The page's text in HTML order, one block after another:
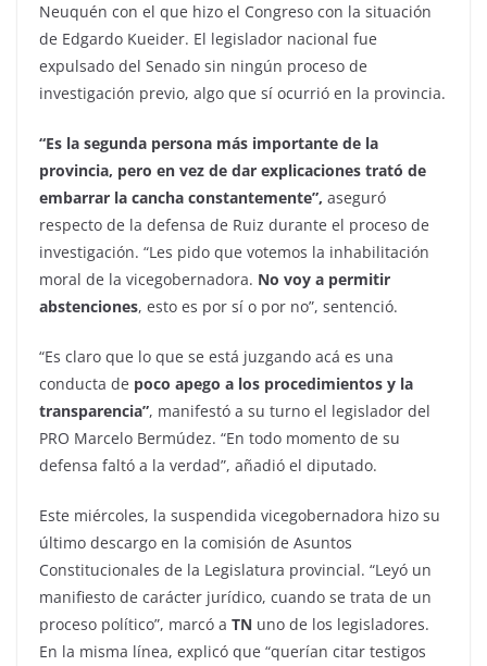
Neuquén con el que hizo el Congreso con la situación
de Edgardo Kueider. El legislador nacional fue
expulsado del Senado sin ningún proceso de
investigación previo, algo que sí ocurrió en la provincia.
“Es la segunda persona más importante de la
provincia, pero en vez de dar explicaciones trató de
embarrar la cancha constantemente”, aseguró
respecto de la defensa de Ruiz durante el proceso de
investigación. “Les pido que votemos la inhabilitación
moral de la vicegobernadora. No voy a permitir
abstenciones, esto es por sí o por no”, sentenció.
“Es claro que lo que se está juzgando acá es una
conducta de poco apego a los procedimientos y la
transparencia”, manifestó a su turno el legislador del
PRO Marcelo Bermúdez. “En todo momento de su
defensa faltó a la verdad”, añadió el diputado.
Este miércoles, la suspendida vicegobernadora hizo su
último descargo en la comisión de Asuntos
Constitucionales de la Legislatura provincial. “Leyó un
manifiesto de carácter jurídico, cuando se trata de un
proceso político”, marcó a TN uno de los legisladores.
En la misma línea, explicó que “querían citar testigos